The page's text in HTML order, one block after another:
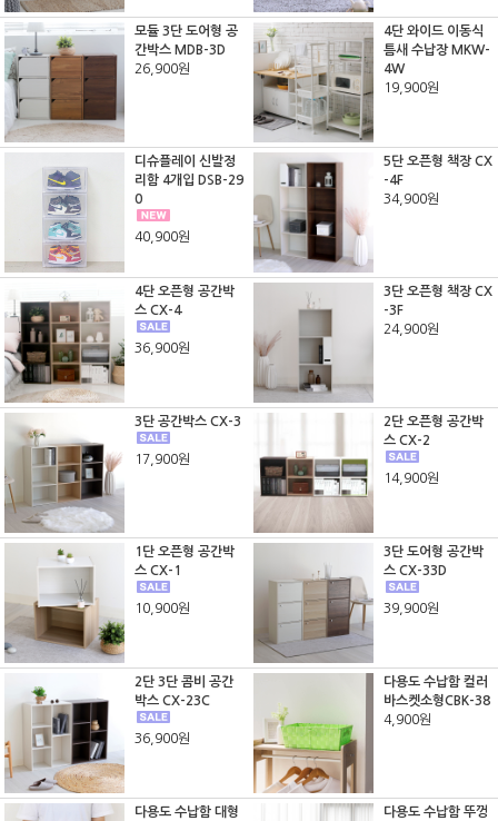
모듈 3단 도어형 공
간박스 MDB-3D
26,900원
4단 와이드 이동식
틈새 수납장 MKW-
4W
19,900원
디슈플레이 신발정
리함 4개입 DSB-29
0
40,900원
5단 오픈형 책장 CX
-4F
34,900원
4단 오픈형 공간박
스 CX-4
36,900원
3단 오픈형 책장 CX
-3F
24,900원
3단 공간박스 CX-3
17,900원
2단 오픈형 공간박
스 CX-2
14,900원
1단 오픈형 공간박
스 CX-1
10,900원
3단 도어형 공간박
스 CX-33D
39,900원
2단 3단 콤비 공간
박스 CX-23C
36,900원
다용도 수납함 컬러
바스켓소형CBK-38
4,900원
다용도 수납함 대형
다용도 수납함 뚜껑